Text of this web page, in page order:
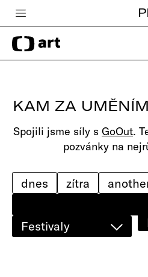
Česká televize
Zpravodajství
iVysílání
TV program
edu
KAM ZA
Spojili jsme síly s GoOut.
pozvánky na
Festivaly
dnes zítra